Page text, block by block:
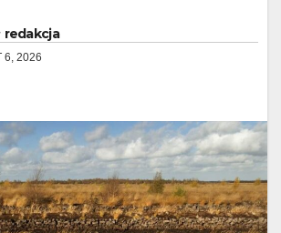
redakcja
6, 2026